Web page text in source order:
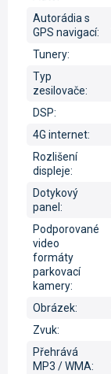
Autorádia s
GPS navigací:
Tunery:
Typ
zesilovače:
DSP:
4G internet:
Rozlišení
displeje:
Dotykový
panel :
Podporované
video
formáty
parkovací
kamery:
Obrázek:
Zvuk:
Přehrává
MP3 / WMA: